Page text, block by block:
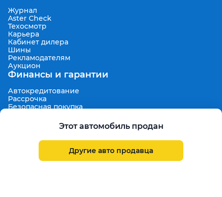
Этот автомобиль продан
Другие авто продавца
Журнал
Aster Check
Техосмотр
Карьера
Кабинет дилера
Шины
Рекламодателям
Аукцион
Финансы и гарантии
Автокредитование
Рассрочка
Безопасная покупка
Техническая гарантия 30 дней
Продленная гарантия
Aster Finance
Поддержка